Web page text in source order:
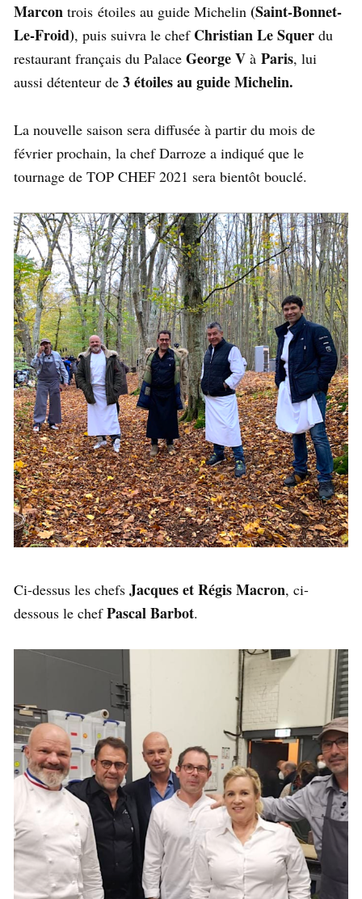
Marcon trois étoiles au guide Michelin (Saint-Bonnet-
Le-Froid), puis suivra le chef Christian Le Squer du
restaurant français du Palace George V à Paris, lui
aussi détenteur de 3 étoiles au guide Michelin.
La nouvelle saison sera diffusée à partir du mois de
février prochain, la chef Darroze a indiqué que le
tournage de TOP CHEF 2021 sera bientôt bouclé.
Ci-dessus les chefs Jacques et Régis Macron, ci-
dessous le chefPascal Barbot.